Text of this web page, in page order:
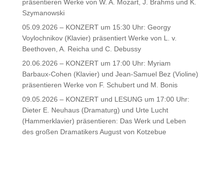
präsentieren Werke von W. A. Mozart, J. Brahms und K.
Szymanowski
05.09.2026 – KONZERT um 15:30 Uhr: Georgy
Voylochnikov (Klavier) präsentiert Werke von L. v.
Beethoven, A. Reicha und C. Debussy
20.06.2026 – KONZERT um 17:00 Uhr: Myriam
Barbaux-Cohen (Klavier) und Jean-Samuel Bez (Violine)
präsentieren Werke von F. Schubert und M. Bonis
09.05.2026 – KONZERT und LESUNG um 17:00 Uhr:
Dieter E. Neuhaus (Dramaturg) und Urte Lucht
(Hammerklavier) präsentieren: Das Werk und Leben
des großen Dramatikers August von Kotzebue